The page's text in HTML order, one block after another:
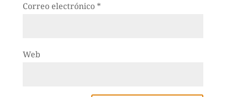
Correo electrónico *
Web